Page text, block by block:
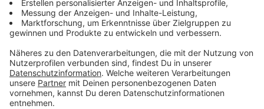
Informationen dazu gibt es auf der offiziellen
Homepage des Kreises:www.kreis-
steinfurt.de/schulpsychologie.
Anzeige
Überblick: Schülerinnen und Schüler im Kreis